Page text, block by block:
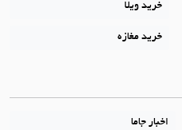
خرید ویلا
خرید مغازه
اخبار جاما